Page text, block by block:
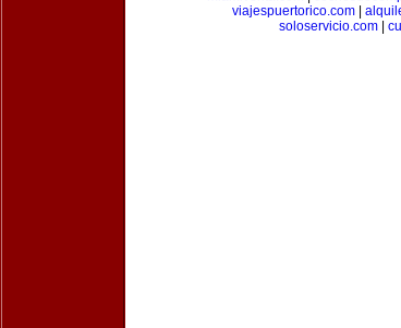
viajespuertorico.com|
soloservicio.com|